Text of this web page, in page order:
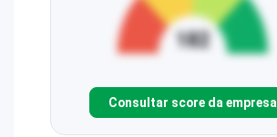
Consultar score da empresa